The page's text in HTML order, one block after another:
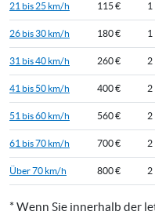
21 bis 25 km/h 115 € 1
26 bis 30 km/h 180 € 1
31 bis 40 km/h 260 € 2
41 bis 50 km/h 400 € 2
51 bis 60 km/h 560 € 2
61 bis 70 km/h 700 € 2
Über 70 km/h 800 € 2
* Wenn Sie innerhalb der